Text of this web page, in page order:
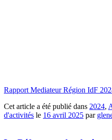
Rapport Mediateur Région IdF
Cet article a été publié dans 2024,
d'activités le 16 avril 2025 par